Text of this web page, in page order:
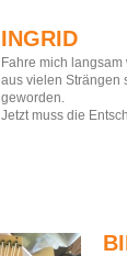
INGRID
Fahre mich langsam
aus vielen Strängen
geworden.
Jetzt muss die